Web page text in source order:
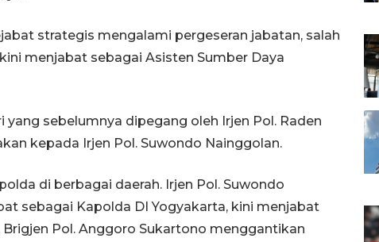
strategis mengalami pergeseran jabatan, salah
menjabat sebagai Asisten Sumber Daya
sebelumnya dipegang oleh Irjen Pol. Raden
kepada Irjen Pol. Suwondo Nainggolan.
di berbagai daerah. Irjen Pol. Suwondo
sebagai Kapolda DI Yogyakarta, kini menjabat
Pol. Anggoro Sukartono menggantikan